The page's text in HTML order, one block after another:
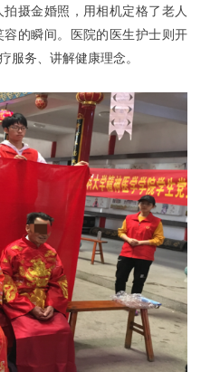
摄金婚照，用相机定格了老人
的瞬间。医院的医生护士则开
服务、讲解健康理念。